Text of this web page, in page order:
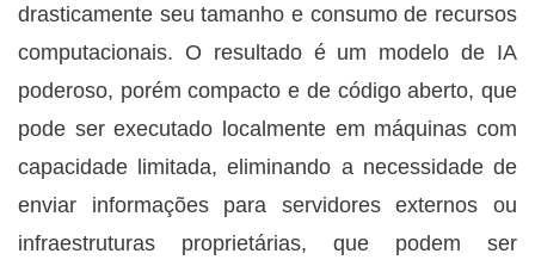
drasticamente seu tamanho e consumo de recursos
computacionais. O resultado é um modelo de IA
poderoso, porém compacto e de código aberto, que
pode ser executado localmente em máquinas com
capacidade limitada, eliminando a necessidade de
enviar informações para servidores externos ou
infraestruturas proprietárias, que podem ser